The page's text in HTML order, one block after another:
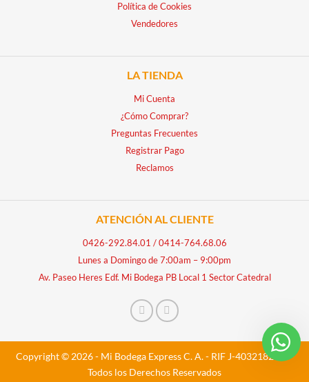
Política de Cookies
Vendedores
LA TIENDA
Mi Cuenta
¿Cómo Comprar?
Preguntas Frecuentes
Registrar Pago
Reclamos
ATENCIÓN AL CLIENTE
0426-292.84.01 /0414-764.68.06
Lunes a Domingo de 7:00am – 9:00pm
Av. Paseo Heres Edf. Mi Bodega PB Local 1 Sector Catedral
Copyright © 2026 - Mi Bodega Express C. A. - RIF J-40321828-5 -
Todos los Derechos Reservados